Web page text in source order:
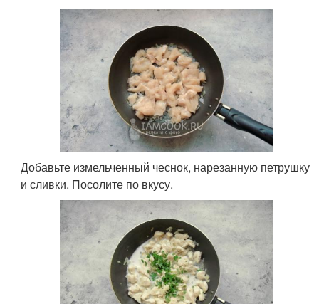
Добавьте измельченный чеснок, нарезанную петрушку
и сливки. Посолите по вкусу.